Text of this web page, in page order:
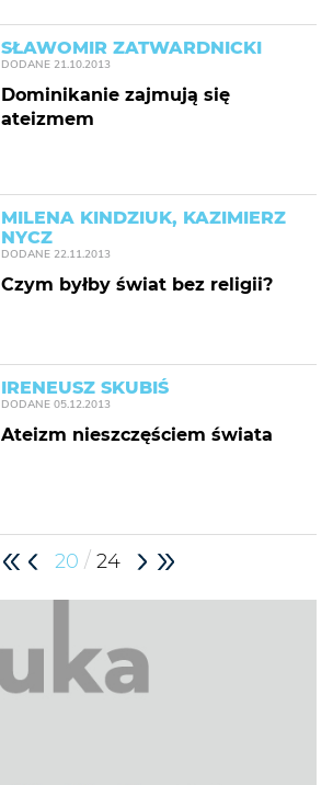
SŁAWOMIR ZATWARDNICKI
DODANE 21.10.2013
Dominikanie zajmują się
ateizmem
MILENA KINDZIUK, KAZIMIERZ
NYCZ
DODANE 22.11.2013
Czym byłby świat bez religii?
IRENEUSZ SKUBIŚ
DODANE 05.12.2013
Ateizm nieszczęściem świata
20 / 24